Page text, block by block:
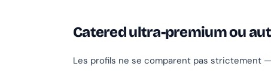
Catered ultra-premium ou
Les profils ne se comparent pas strictement